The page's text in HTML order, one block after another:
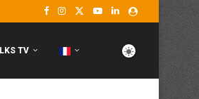
LKS TV